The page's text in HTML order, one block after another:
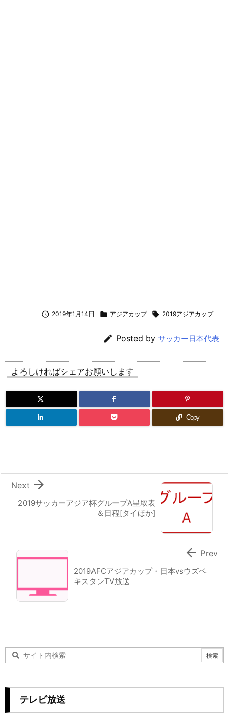
 2019年1月14日  アジアカップ  2019アジアカップ
 Posted by サッカー日本代表
よろしければシェアお願いします
Copy
2019サッカーアジア杯グループA星取表
＆日程[タイほか]

Next
2019AFCアジアカップ・日本vsウズベ
キスタンTV放送
 Prev
テレビ放送